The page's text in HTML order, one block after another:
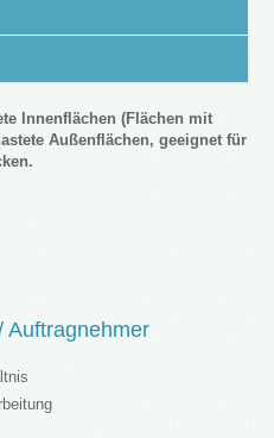
Innenflächen (Flächen mit
Außenflächen, geeignet für
Auftragnehmer